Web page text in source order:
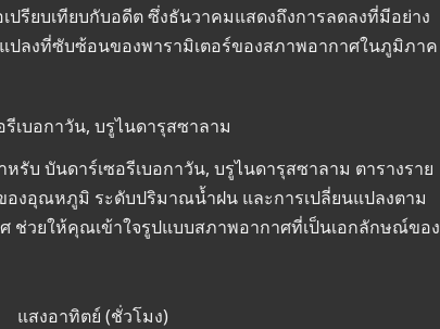
รียบเทียบกับอดีต ซึ่งธันวาคมแสดงถึงการลดลงที่มีอย่าง
ปลงที่ซับซ้อนของพารามิเตอร์ของสภาพอากาศในภูมิภาค
เบอกาวัน, บรูไนดารุสซาลาม
บ บันดาร์เซอรีเบอกาวัน, บรูไนดารุสซาลาม ตารางราย
องอุณหภูมิ ระดับปริมาณน้ำฝน และการเปลี่ยนแปลงตาม
ช่วยให้คุณเข้าใจรูปแบบสภาพอากาศที่เป็นเอกลักษณ์ของ
แสงอาทิตย์ (ชั่วโมง)